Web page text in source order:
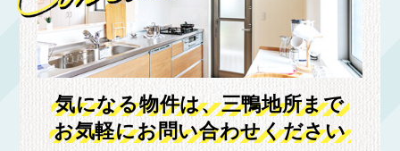
気になる物件は、三鴨地所まで
お気軽にお問い合わせください